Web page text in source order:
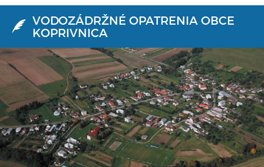
VODOZÁDRŽNÉ OPATRENIA OBCE
KOPRIVNICA